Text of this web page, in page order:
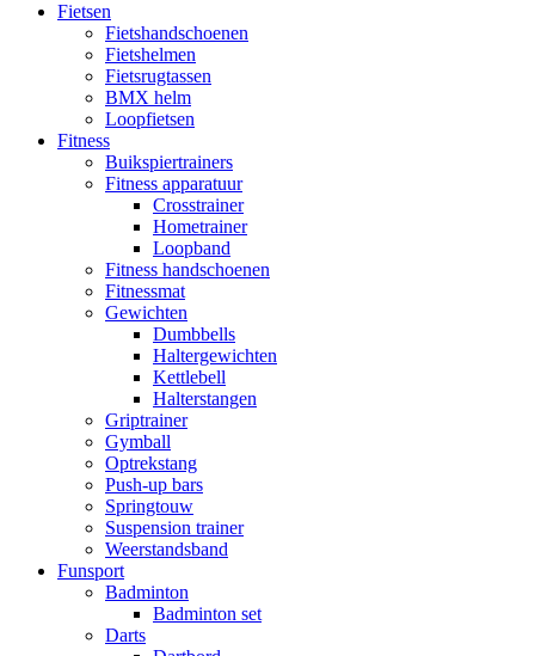
Fietsen
Fietshandschoenen
Fietshelmen
Fietsrugtassen
BMX helm
Loopfietsen
Fitness
Buikspiertrainers
Fitness apparatuur
Crosstrainer
Hometrainer
Loopband
Fitness handschoenen
Fitnessmat
Gewichten
Dumbbells
Haltergewichten
Kettlebell
Halterstangen
Griptrainer
Gymball
Optrekstang
Push-up bars
Springtouw
Suspension trainer
Weerstandsband
Funsport
Badminton
Badminton set
Darts